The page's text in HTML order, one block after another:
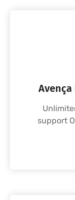
support